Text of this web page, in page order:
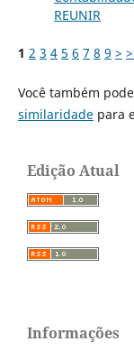
REUNIR
1 2 3 4 5 6 7 8 9 >
Você também pode
similaridadepara
Edição Atual
Informações